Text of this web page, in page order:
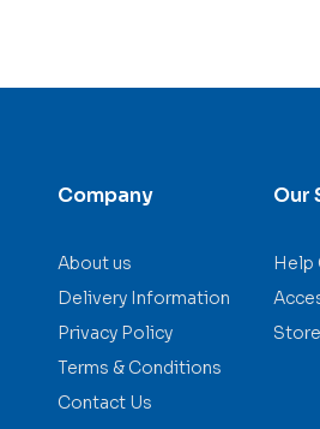
Company
About us
Delivery Information
Privacy Policy
Terms & Conditions
Contact Us
Our
Help